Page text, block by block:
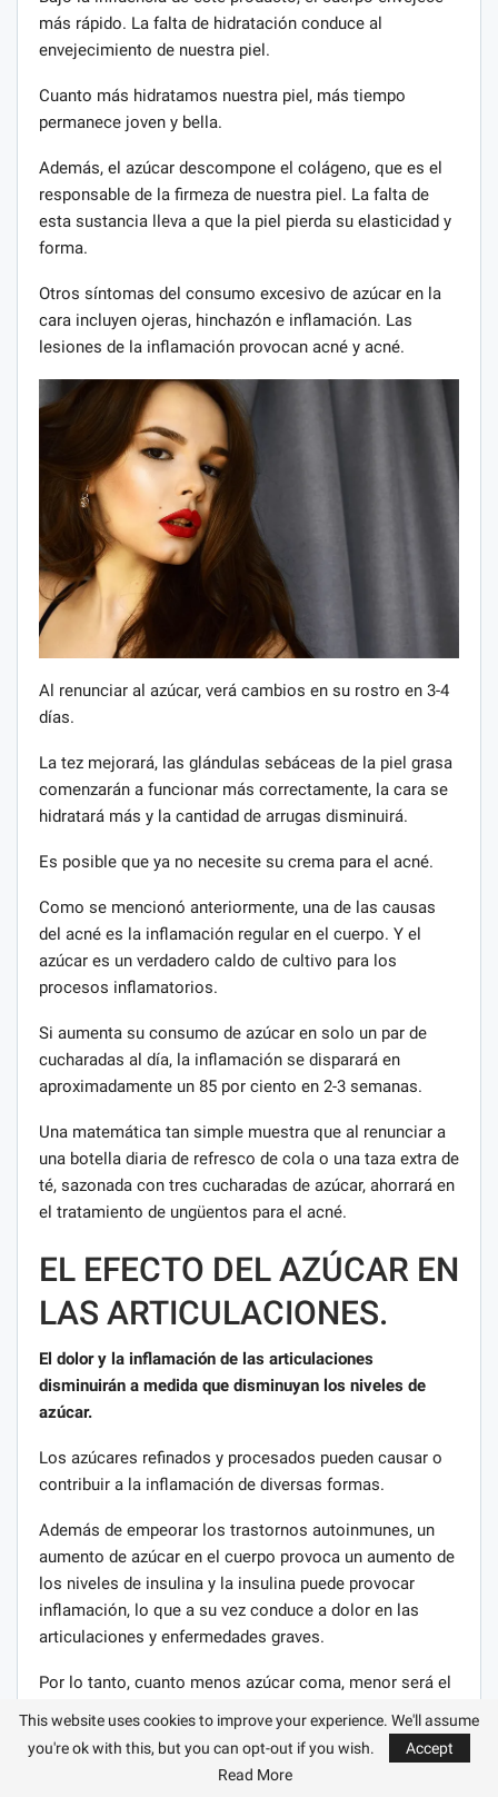
más rápido. La falta de hidratación conduce al
envejecimiento de nuestra piel.
Cuanto más hidratamos nuestra piel, más tiempo
permanece joven y bella.
Además, el azúcar descompone el colágeno, que es el
responsable de la firmeza de nuestra piel. La falta de
esta sustancia lleva a que la piel pierda su elasticidad y
forma.
Otros síntomas del consumo excesivo de azúcar en la
cara incluyen ojeras, hinchazón e inflamación. Las
lesiones de la inflamación provocan acné y acné.
Al renunciar al azúcar, verá cambios en su rostro en 3-4
días.
La tez mejorará, las glándulas sebáceas de la piel grasa
comenzarán a funcionar más correctamente, la cara se
hidratará más y la cantidad de arrugas disminuirá.
Es posible que ya no necesite su crema para el acné.
Como se mencionó anteriormente, una de las causas
del acné es la inflamación regular en el cuerpo. Y el
azúcar es un verdadero caldo de cultivo para los
procesos inflamatorios.
Si aumenta su consumo de azúcar en solo un par de
cucharadas al día, la inflamación se disparará en
aproximadamente un 85 por ciento en 2-3 semanas.
Una matemática tan simple muestra que al renunciar a
una botella diaria de refresco de cola o una taza extra de
té, sazonada con tres cucharadas de azúcar, ahorrará en
el tratamiento de ungüentos para el acné.
EL EFECTO DEL AZÚCAR EN
LAS ARTICULACIONES.
El dolor y la inflamación de las articulaciones
disminuirán a medida que disminuyan los niveles de
azúcar.
Los azúcares refinados y procesados ​​pueden causar o
contribuir a la inflamación de diversas formas.
Además de empeorar los trastornos autoinmunes, un
aumento de azúcar en el cuerpo provoca un aumento de
los niveles de insulina y la insulina puede provocar
inflamación, lo que a su vez conduce a dolor en las
articulaciones y enfermedades graves.
Por lo tanto, cuanto menos azúcar coma, menor será el
riesgo de inflamación de las articulaciones. Deje de
comer azúcar e inmediatamente se olvidará de este
This website uses cookies to improve your experience. We'll assume
you're ok with this, but you can opt-out if you wish.
Accept
Read More